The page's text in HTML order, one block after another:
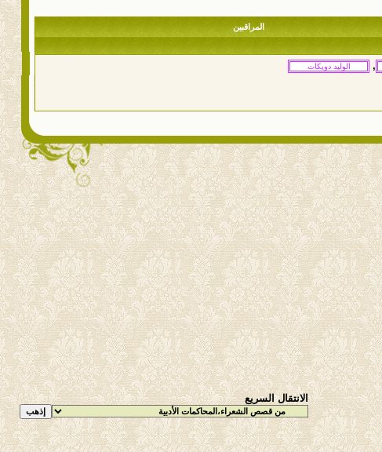
المراقبين
,
الانتقال السريع